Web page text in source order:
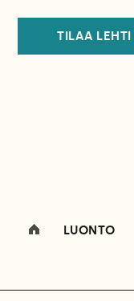
TILAA LEHTI
LUONTO